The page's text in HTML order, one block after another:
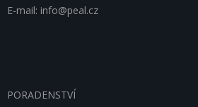
E-mail: info@peal.cz
PORADENSTVÍ